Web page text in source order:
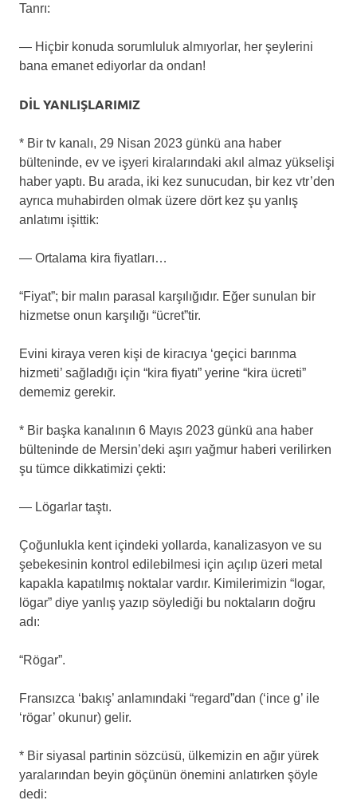
Tanrı:
— Hiçbir konuda sorumluluk almıyorlar, her şeylerini
bana emanet ediyorlar da ondan!
DİL YANLIŞLARIMIZ
* Bir tv kanalı, 29 Nisan 2023 günkü ana haber
bülteninde, ev ve işyeri kiralarındaki akıl almaz yükselişi
haber yaptı. Bu arada, iki kez sunucudan, bir kez vtr’den
ayrıca muhabirden olmak üzere dört kez şu yanlış
anlatımı işittik:
— Ortalama kira fiyatları…
“Fiyat”; bir malın parasal karşılığıdır. Eğer sunulan bir
hizmetse onun karşılığı “ücret”tir.
Evini kiraya veren kişi de kiracıya ‘geçici barınma
hizmeti’ sağladığı için “kira fiyatı” yerine “kira ücreti”
dememiz gerekir.
* Bir başka kanalının 6 Mayıs 2023 günkü ana haber
bülteninde de Mersin’deki aşırı yağmur haberi verilirken
şu tümce dikkatimizi çekti:
— Lögarlar taştı.
Çoğunlukla kent içindeki yollarda, kanalizasyon ve su
şebekesinin kontrol edilebilmesi için açılıp üzeri metal
kapakla kapatılmış noktalar vardır. Kimilerimizin “logar,
lögar” diye yanlış yazıp söylediği bu noktaların doğru
adı:
“Rögar”.
Fransızca ‘bakış’ anlamındaki “regard”dan (‘ince g’ ile
‘rögar’ okunur) gelir.
* Bir siyasal partinin sözcüsü, ülkemizin en ağır yürek
yaralarından beyin göçünün önemini anlatırken şöyle
dedi: